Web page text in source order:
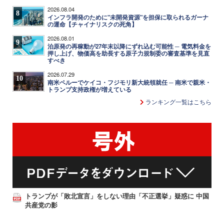
8 2026.08.04
インフラ開発のために"未開発資源"を担保に取られるガーナ
の運命【チャイナリスクの死角】
9 2026.08.01
泊原発の再稼動が27年末以降にずれ込む可能性 ─ 電気料金を
押し上げ、物価高を助長する原子力規制委の審査基準を見直
すべき
10 2026.07.29
南米ペルーでケイコ・フジモリ新大統領就任 ─ 南米で親米・
トランプ支持政権が増えている
ランキング一覧はこちら
トランプが「敗北宣言」をしない理由「不正選挙」疑惑に 中国
共産党の影